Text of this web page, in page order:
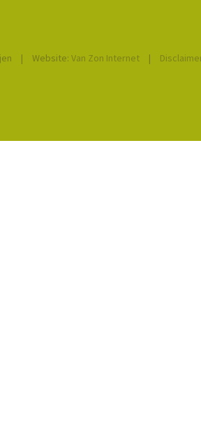
| Website: Van Zon Internet |